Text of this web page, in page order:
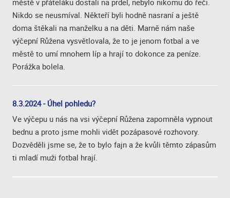
městě v přáteláku dostali na prdel, nebylo nikomu do řeči.
Nikdo se neusmíval. Někteří byli hodně nasraní a ještě
doma štěkali na manželku a na děti. Marně nám naše
výčepní Růžena vysvětlovala, že to je jenom fotbal a ve
městě to umí mnohem líp a hrají to dokonce za peníze.
Porážka bolela.
8.3.2024 - Úhel pohledu?
Ve výčepu u nás na vsi výčepní Růžena zapomněla vypnout
bednu a proto jsme mohli vidět pozápasové rozhovory.
Dozvěděli jsme se, že to bylo fajn a že kvůli těmto zápasům
ti mladí muži fotbal hrají.